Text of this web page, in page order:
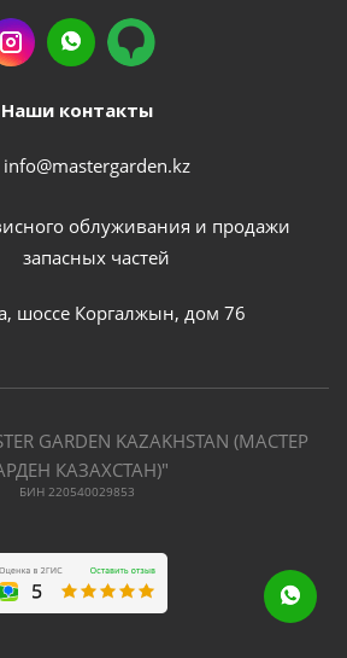
Наши контакты
info@mastergarden.kz
облуживания и продажи
запасных частей
шоссе Коргалжын, дом 76
GARDEN KAZAKHSTAN (МАСТЕР
КАЗАХСТАН)"
БИН 220540029853